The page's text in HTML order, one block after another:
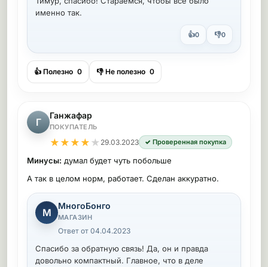
именно так.
👍0 👎0
👍 Полезно 0 👎 Не полезно 0
Г
Ганжафар
ПОКУПАТЕЛЬ
★ ★ ★ ★ ★ 29.03.2023 ✓ Проверенная покупка
Минусы: думал будет чуть побольше
А так в целом норм, работает. Сделан аккуратно.
М
МногоБонго
МАГАЗИН
Ответ от 04.04.2023
Спасибо за обратную связь! Да, он и правда
довольно компактный. Главное, что в деле